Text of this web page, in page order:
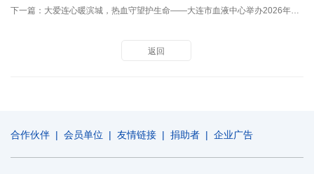
下一篇： 大爱连心暖滨城，热血守望护生命——大连市血液中心举办2026年世界献血者日主题宣传活动
返回
合作伙伴 | 会员单位 | 友情链接 | 捐助者 | 企业广告